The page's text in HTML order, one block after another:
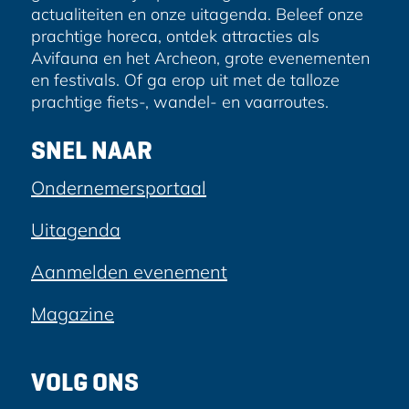
actualiteiten en onze uitagenda. Beleef onze
prachtige horeca, ontdek attracties als
Avifauna en het Archeon, grote evenementen
en festivals. Of ga erop uit met de talloze
prachtige fiets-, wandel- en vaarroutes.
SNEL NAAR
Ondernemersportaal
Uitagenda
Aanmelden evenement
Magazine
VOLG ONS